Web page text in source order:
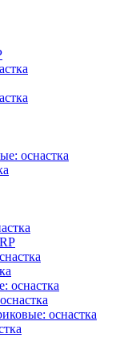
оснастка
оснастка
оснастка